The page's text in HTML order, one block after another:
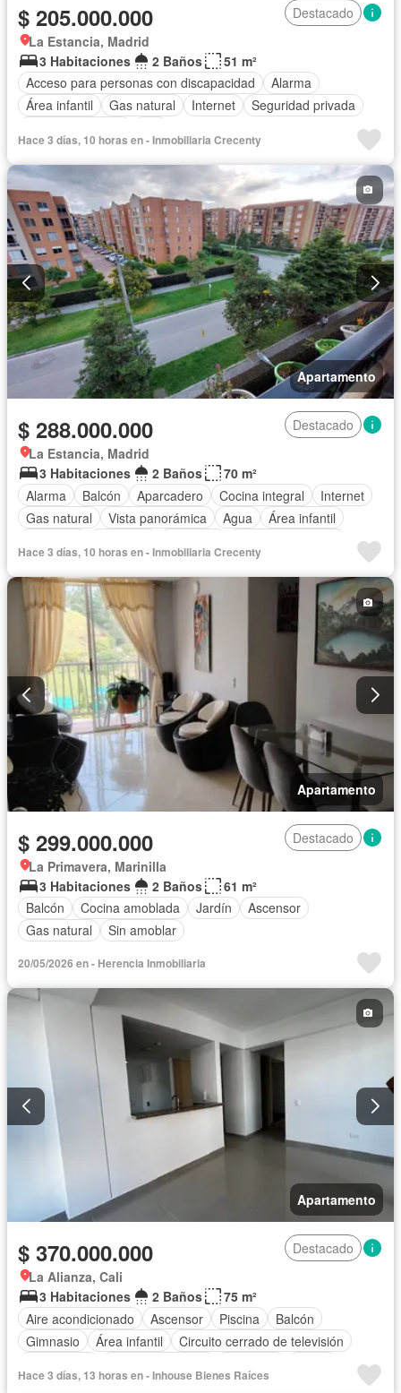
$ 205.000.000
Destacado
La Estancia, Madrid
3 Habitaciones
2 Baños
51 m²
Acceso para personas con discapacidad
Alarma
Área infantil
Gas natural Internet
Seguridad privada
Hace 3 días, 10 horas en - Inmobiliaria Crecenty
Apartamento
$ 288.000.000
Destacado
La Estancia, Madrid
3 Habitaciones
2 Baños
70 m²
Alarma
Balcón Aparcadero Cocina integral
Internet
Gas natural
Vista panorámica Agua
Área infantil
Hace 3 días, 10 horas en - Inmobiliaria Crecenty
Apartamento
$ 299.000.000
Destacado
La Primavera, Marinilla
3 Habitaciones
2 Baños
61 m²
Balcón
Cocina amoblada Jardín
Ascensor
Gas natural
Sin amoblar
20/05/2026 en - Herencia Inmobiliaria
Apartamento
$ 370.000.000
Destacado
La Alianza, Cali
3 Habitaciones
2 Baños
75 m²
Aire acondicionado
Ascensor Piscina
Balcón
Gimnasio
Área infantil
Circuito cerrado de televisión
Gas natural
Vista panorámica
Hace 3 días, 13 horas en - Inhouse Bienes Raíces